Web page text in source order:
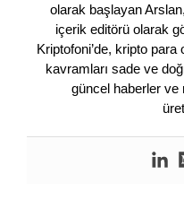
olarak başlayan
içerik editörü olarak
Kriptofoni’de, kripto
kavramları sade ve
güncel haberler ve